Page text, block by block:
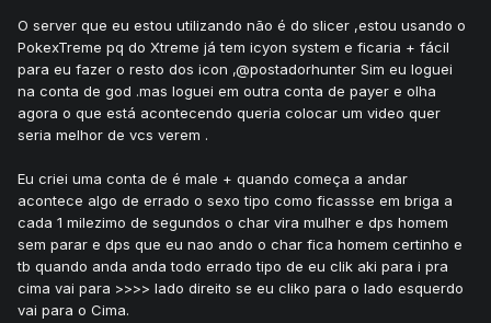
O server que eu estou utilizando não é do slicer ,estou usando o
PokexTreme pq do Xtreme já tem icyon system e ficaria + fácil
para eu fazer o resto dos icon ,@postadorhunter Sim eu loguei
na conta de god .mas loguei em outra conta de payer e olha
agora o que está acontecendo queria colocar um video quer
seria melhor de vcs verem .
Eu criei uma conta de é male + quando começa a andar
acontece algo de errado o sexo tipo como ficassse em briga a
cada 1 milezimo de segundos o char vira mulher e dps homem
sem parar e dps que eu nao ando o char fica homem certinho e
tb quando anda anda todo errado tipo de eu clik aki para i pra
cima vai para >>>> lado direito se eu cliko para o lado esquerdo
vai para o Cima.